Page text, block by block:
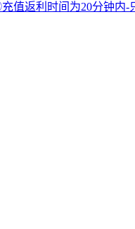
返利时间为20分钟内-